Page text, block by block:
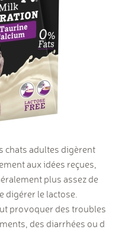
chats adultes digèrent
aux idées reçues,
plus assez de
digérer le lactose.
provoquer des troubles
des diarrhées ou d